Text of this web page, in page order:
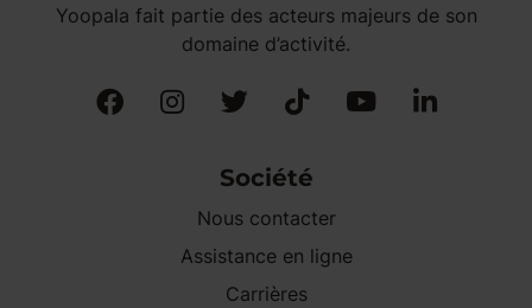
Yoopala fait partie des acteurs majeurs de son
domaine d’activité.
Société
Nous contacter
Assistance en ligne
Carrières